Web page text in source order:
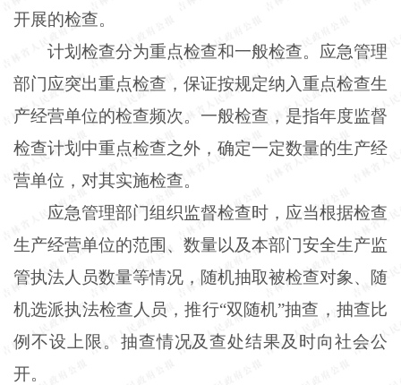
开展的检查。
计划检查分为重点检查和一般检查。应急管理
部门应突出重点检查，保证按规定纳入重点检查生
产经营单位的检查频次。一般检查，是指年度监督
检查计划中重点检查之外，确定一定数量的生产经
营单位，对其实施检查。
应急管理部门组织监督检查时，应当根据检查
生产经营单位的范围、数量以及本部门安全生产监
管执法人员数量等情况，随机抽取被检查对象、随
机选派执法检查人员，推行“双随机”抽查，抽查比
例不设上限。抽查情况及查处结果及时向社会公
开。